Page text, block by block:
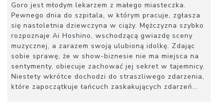
Goro jest młodym lekarzem z małego miasteczka.
Pewnego dnia do szpitala, w którym pracuje, zgłasza
się nastoletnia dziewczyna w ciąży. Mężczyzna szybko
rozpoznaje Ai Hoshino, wschodzącą gwiazdę sceny
muzycznej, a zarazem swoją ulubioną idolkę. Zdając
sobie sprawę, że w show-biznesie nie ma miejsca na
sentymenty, obiecuje zachować jej sekret w tajemnicy.
Niestety wkrótce dochodzi do straszliwego zdarzenia,
które zapoczątkuje łańcuch zaskakujących zdarzeń...